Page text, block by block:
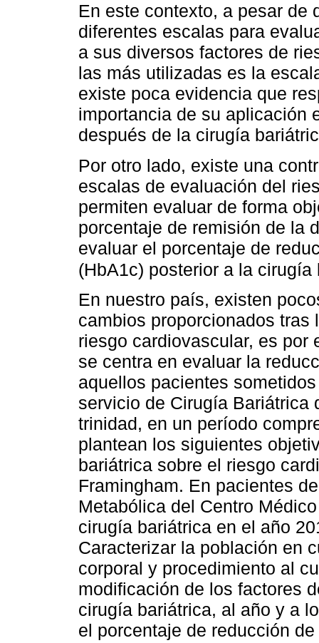
En este contexto, a pesar de
diferentes escalas para
a sus diversos factores de
las más utilizadas es la
existe poca evidencia que
importancia de su aplicación
después de la cirugía
Por otro lado, existe una
escalas de evaluación del
permiten evaluar de forma
porcentaje de remisión de la
evaluar el porcentaje de
(HbA1c) posterior a la
En nuestro país, existen
cambios proporcionados
riesgo cardiovascular, es por
se centra en evaluar la
aquellos pacientes
servicio de Cirugía Bariátrica
trinidad, en un período
plantean los siguientes
bariátrica sobre el riesgo
Framingham. En pacientes
Metabólica del Centro
cirugía bariátrica en el año
Caracterizar la población en
corporal y procedimiento al
modificación de los factores
cirugía bariátrica, al año y a
el porcentaje de reducción